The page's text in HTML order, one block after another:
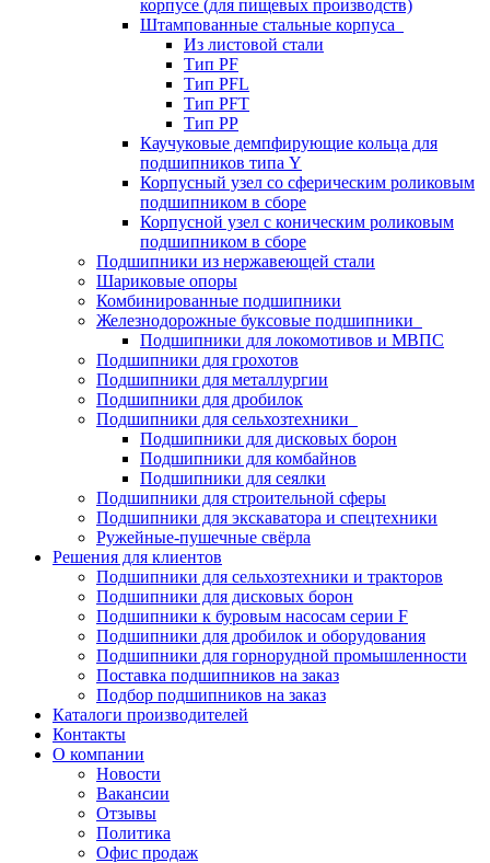
корпусе (для пищевых производств)
Штампованные стальные корпуса
Из листовой стали
Тип PF
Тип PFL
Тип PFT
Тип PP
Каучуковые демпфирующие кольца для
подшипников типа Y
Корпусный узел со сферическим роликовым
подшипником в сборе
Корпусной узел с коническим роликовым
подшипником в сборе
Подшипники из нержавеющей стали
Шариковые опоры
Комбинированные подшипники
Железнодорожные буксовые подшипники
Подшипники для локомотивов и МВПС
Подшипники для грохотов
Подшипники для металлургии
Подшипники для дробилок
Подшипники для сельхозтехники
Подшипники для дисковых борон
Подшипники для комбайнов
Подшипники для сеялки
Подшипники для строительной сферы
Подшипники для экскаватора и спецтехники
Ружейные-пушечные свёрла
Решения для клиентов
Подшипники для сельхозтехники и тракторов
Подшипники для дисковых борон
Подшипники к буровым насосам серии F
Подшипники для дробилок и оборудования
Подшипники для горнорудной промышленности
Поставка подшипников на заказ
Подбор подшипников на заказ
Каталоги производителей
Контакты
О компании
Новости
Вакансии
Отзывы
Политика
Офис продаж